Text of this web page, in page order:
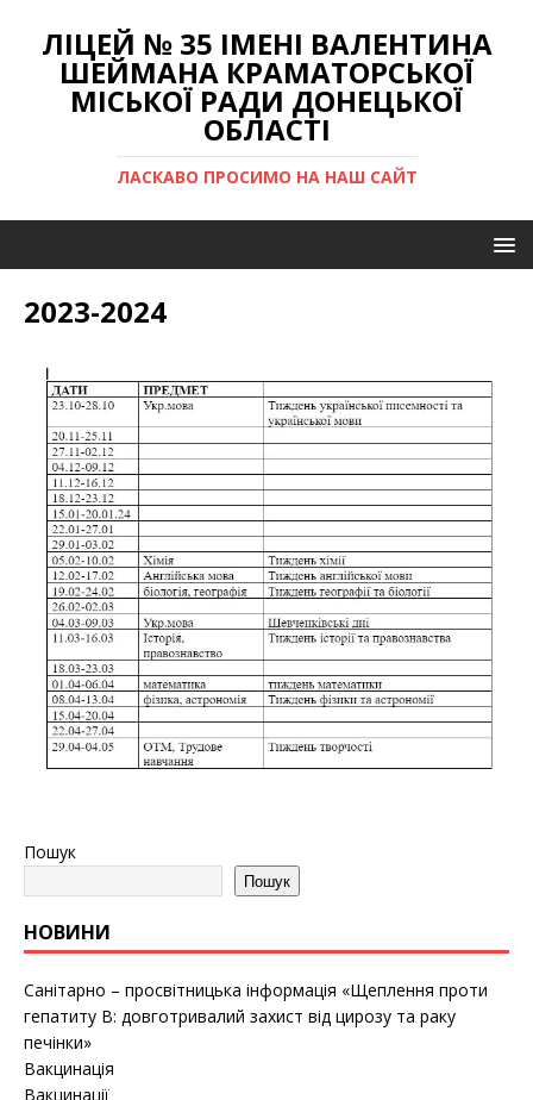
ЛІЦЕЙ № 35 ІМЕНІ ВАЛЕНТИНА
ШЕЙМАНА КРАМАТОРСЬКОЇ
МІСЬКОЇ РАДИ ДОНЕЦЬКОЇ
ОБЛАСТІ
ЛАСКАВО ПРОСИМО НА НАШ САЙТ
2023-2024
Пошук
Пошук
НОВИНИ
Санітарно – просвітницька інформація «Щеплення проти
гепатиту B: довготривалий захист від цирозу та раку
печінки»
Вакцинація
Вакцинації